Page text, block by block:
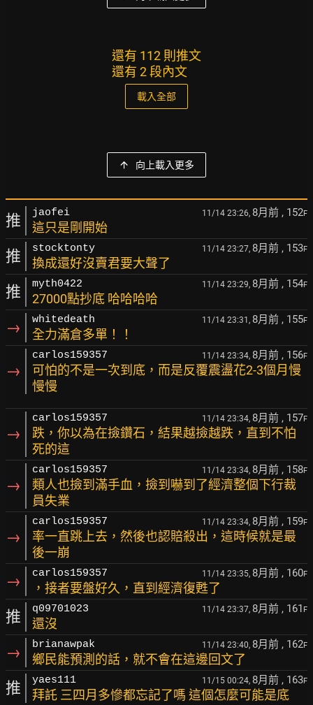
還有 112 則推文
還有 2 段內文
載入全部
向上載入更多
推 jaofei 11/14 23:26, 8月前 , 152F
這只是剛開始
推 stocktonty 11/14 23:27, 8月前 , 153F
換成還好沒賣君要大聲了
推 myth0422 11/14 23:29, 8月前 , 154F
27000點抄底 哈哈哈哈
→ whitedeath 11/14 23:31, 8月前 , 155F
全力滿倉多單！！
→
carlos159357 11/14 23:34, 8月前 , 156F
可怕的不是一次到底，而是反覆震盪花2-3個月慢
慢慢
→
carlos159357 11/14 23:34, 8月前 , 157F
跌，你以為在撿鑽石，結果越撿越跌，直到不怕
死的這
→
carlos159357 11/14 23:34, 8月前 , 158F
類人也撿到滿手血，撿到嚇到了經濟整個下行裁
員失業
→
carlos159357 11/14 23:34, 8月前 , 159F
率一直跳上去，然後也認賠殺出，這時候就是最
後一崩
→ carlos159357 11/14 23:35, 8月前 , 160F
，接者要盤好久，直到經濟復甦了
推 q09701023 11/14 23:37, 8月前 , 161 F
還沒
→ brianawpak 11/14 23:40, 8月前 , 162F
鄉民能預測的話，就不會在這邊回文了
推 yaes111 11/15 00:24, 8月前 , 163F
拜託 三四月多慘都忘記了嗎 這個怎麼可能是底